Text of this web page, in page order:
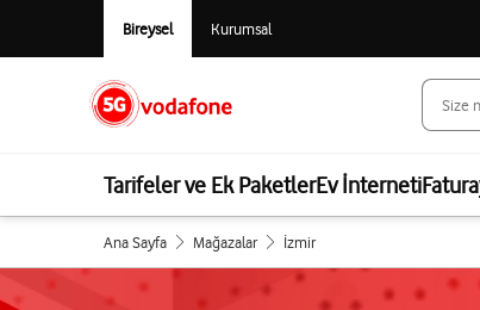
Bireysel Kurumsal
Tarifeler ve Ek PaketlerEv İnterneti
Ana Sayfa Mağazalar İzmir